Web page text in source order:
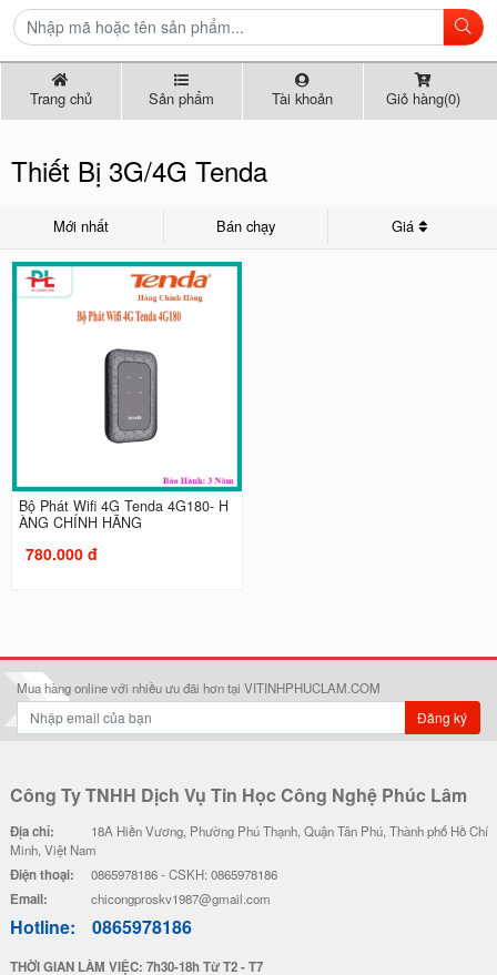
Trang chủ Sản phẩm Tài khoản Giỏ hàng(0)
Thiết Bị 3G/4G Tenda
Mới nhất Bán chạy Giá
Bộ Phát Wifi 4G Tenda 4G180- H
ÀNG CHÍNH HÃNG
780.000 đ
Mua hàng online với nhiều ưu đãi hơn tại VITINHPHUCLAM.COM
Đăng ký
Công Ty TNHH Dịch Vụ Tin Học Công Nghệ Phúc Lâm
Địa chỉ:
18A Hiền Vương, Phường Phú Thạnh, Quận Tân Phú, Thành phố Hồ Chí
Minh, Việt Nam
Điện thoại: 0865978186 - CSKH: 0865978186
Email: chicongproskv1987@gmail.com
Hotline: 0865978186
THỜI GIAN LÀM VIỆC: 7h30-18h Từ T2 - T7